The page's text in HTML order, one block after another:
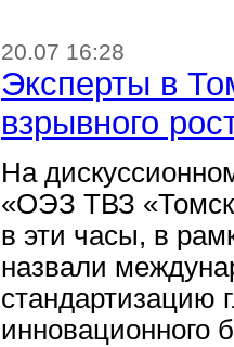
20.07 16:28
Эксперты в
взрывного
На
«ОЭЗ ТВЗ
в эти часы, в
назвали
стандартизацию
инновационного